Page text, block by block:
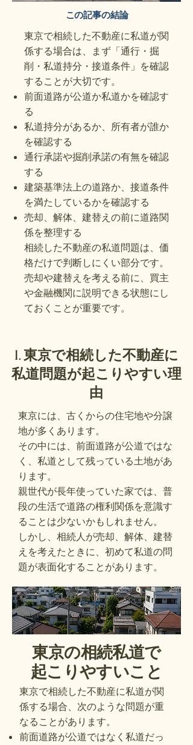
この記事の結論
東京で相続した不動産に私道が関
係する場合は、まず「通行・掘
削・私道持分・接道条件」を確認
することが大切です。
前面道路が公道か私道かを確認す
る
私道持分があるか、所有者が誰か
を確認する
通行承諾や掘削承諾の有無を確認
する
建築基準法上の道路か、接道条件
を満たしているかを確認する
売却、解体、建替えの前に道路関
係を整理する
相続した不動産の私道問題は、価
格だけで判断しにくい部分です。
売却や建替えを考える前に、買主
や金融機関に説明できる状態にし
ておくことが重要です。
1. 東京で相続した不動産に
私道問題が起こりやすい理
由
東京には、古くからの住宅地や分譲
地が多くあります。
その中には、前面道路が公道ではな
く、私道として残っている土地があ
ります。
親世代が長年使っていた家では、普
段の生活で道路の権利関係を意識す
ることは少ないかもしれません。
しかし、相続人が売却、解体、建替
えを考えたときに、初めて私道の問
題が表面化することがあります。
東京の相続私道で
起こりやすいこと
東京で相続した不動産に私道が関
係する場合、次のような問題が重
なることがあります。
前面道路が公道ではなく私道だっ